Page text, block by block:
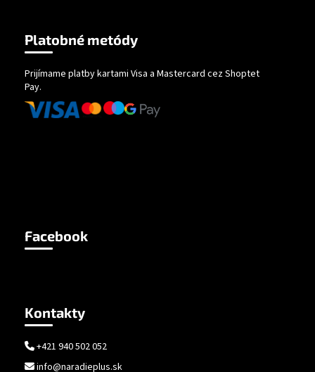
Platobné metódy
Prijímame platby kartami Visa a Mastercard cez Shoptet
Pay.
Facebook
Kontakty
+421 940 502 052
info@naradieplus.sk